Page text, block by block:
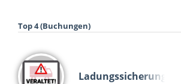
Top 4 (Buchungen)
Ladungssicherung